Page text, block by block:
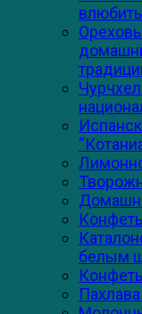
белым
Пахлава